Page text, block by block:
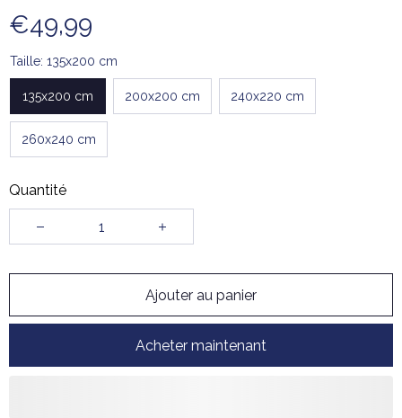
€49,99
Taille: 135x200 cm
135x200 cm 200x200 cm 240x220 cm
260x240 cm
Quantité
Ajouter au panier
Acheter maintenant